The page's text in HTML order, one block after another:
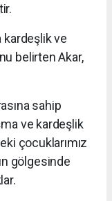
kardeşlik ve
belirten Akar,
sahip
ve kardeşlik
çocuklarımız
gölgesinde